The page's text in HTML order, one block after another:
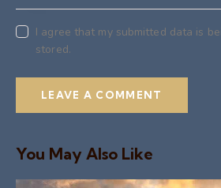
I agree that my submitted data is
stored.
You May Also Like